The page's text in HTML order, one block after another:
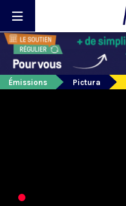
Émissions Pictura